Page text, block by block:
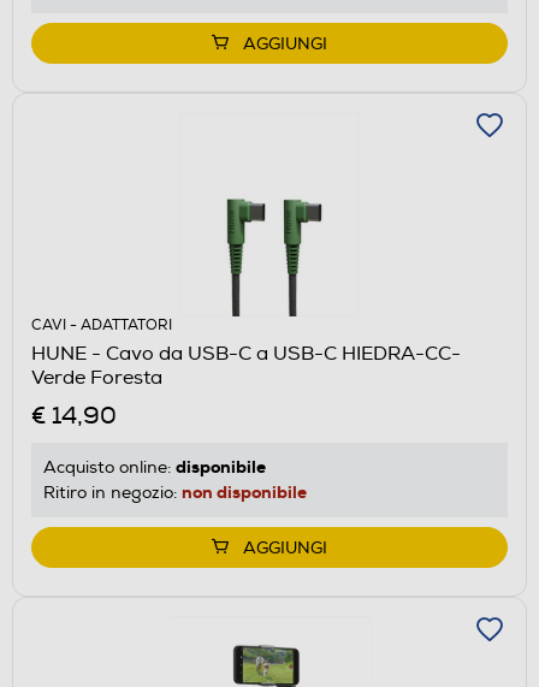
AGGIUNGI
CAVI - ADATTATORI
HUNE - Cavo da USB-C a USB-C HIEDRA-CC-
Verde Foresta
€ 14,90
Acquisto online: disponibile
Ritiro in negozio: non disponibile
AGGIUNGI